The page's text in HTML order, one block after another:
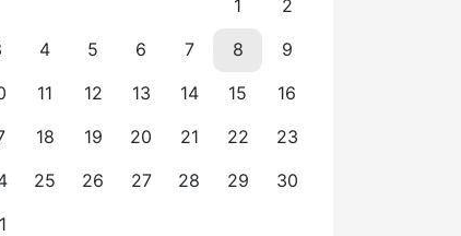
1
2
4 5 6 7 8
9
11 12 13 14 15
16
18 19 20 21 22
23
25 26 27 28 29
30